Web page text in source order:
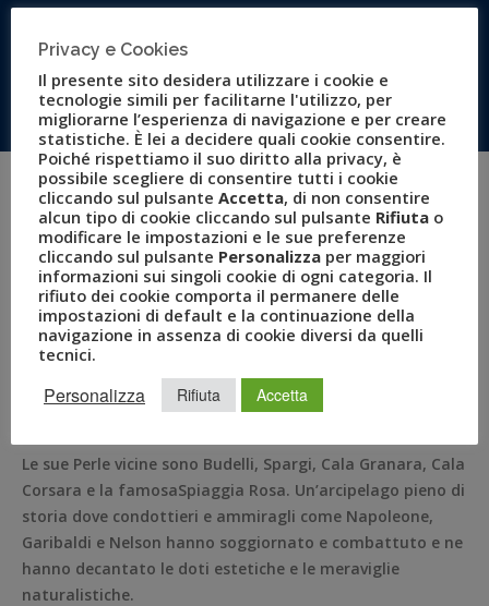
Santo Stefano Resort
50 Ettari di natura unica. Santo Stefano Resort sarà la tua
isola privata!
Immerso nell’indimenticabile Arcipelago della Maddalena.
Profumi e colori unici, flora e mare si uniscono in un unico
capolavoro che renderà la tua vacanza indimenticabile.
Santo Stefano Resort è la sola struttura ricettiva
presente sull’isola. Come un’oasi, si integra
con strutture di granito rosa e un mare che nulla ha da
Le sue Perle vicine sono Budelli, Spargi, Cala Granara, Cala
Corsara e la famosaSpiaggia Rosa. Un’arcipelago pieno di
storia dove condottieri e ammiragli come Napoleone,
Garibaldi e Nelson hanno soggiornato e combattuto e ne
hanno decantato le doti estetiche e le meraviglie
naturalistiche.
Privacy e Cookies
Il presente sito desidera utilizzare i cookie e
tecnologie simili per facilitarne l'utilizzo, per
migliorarne l’esperienza di navigazione e per creare
statistiche. È lei a decidere quali cookie consentire.
Poiché rispettiamo il suo diritto alla privacy, è
possibile scegliere di consentire tutti i cookie
cliccando sul pulsante Accetta, di non consentire
alcun tipo di cookie cliccando sul pulsante Rifiuta o
modificare le impostazioni e le sue preferenze
cliccando sul pulsante Personalizza per maggiori
informazioni sui singoli cookie di ogni categoria. Il
rifiuto dei cookie comporta il permanere delle
impostazioni di default e la continuazione della
navigazione in assenza di cookie diversi da quelli
tecnici.
Personalizza Rifiuta Accetta